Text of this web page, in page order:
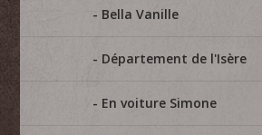
Bella Vanille
Département de l'Isère
En voiture Simone